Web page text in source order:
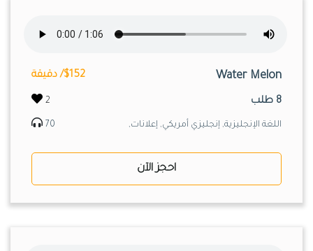
Water Melon $152/ دقيقة
8 طلب 2
اللغة الإنجليزية, إنجليزي أمريكي, إعلانات, 70
احجز الآن